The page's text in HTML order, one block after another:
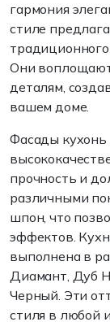
гармония
стиле
Они
деталям,
вашем доме.
Фасады кухонь
прочность и
различными
шпон, что
эффектов.
выполнена в
Диамант, Дуб
Черный. Эти
стиля в любой